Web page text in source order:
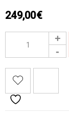
249,00€